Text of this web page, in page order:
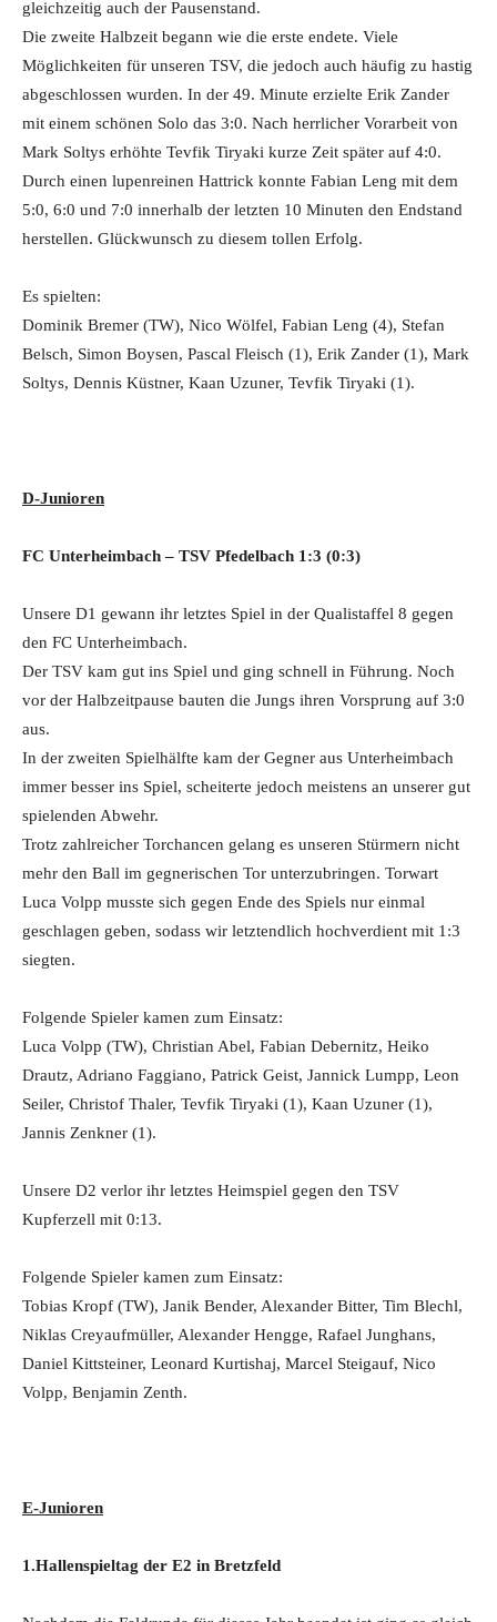
gleichzeitig auch der Pausenstand.
Die zweite Halbzeit begann wie die erste endete. Viele
Möglichkeiten für unseren TSV, die jedoch auch häufig zu hastig
abgeschlossen wurden. In der 49. Minute erzielte Erik Zander
mit einem schönen Solo das 3:0. Nach herrlicher Vorarbeit von
Mark Soltys erhöhte Tevfik Tiryaki kurze Zeit später auf 4:0.
Durch einen lupenreinen Hattrick konnte Fabian Leng mit dem
5:0, 6:0 und 7:0 innerhalb der letzten 10 Minuten den Endstand
herstellen. Glückwunsch zu diesem tollen Erfolg.
Es spielten:
Dominik Bremer (TW), Nico Wölfel, Fabian Leng (4), Stefan
Belsch, Simon Boysen, Pascal Fleisch (1), Erik Zander (1), Mark
Soltys, Dennis Küstner, Kaan Uzuner, Tevfik Tiryaki (1).
D-Junioren
FC Unterheimbach – TSV Pfedelbach 1:3 (0:3)
Unsere D1 gewann ihr letztes Spiel in der Qualistaffel 8 gegen
den FC Unterheimbach.
Der TSV kam gut ins Spiel und ging schnell in Führung. Noch
vor der Halbzeitpause bauten die Jungs ihren Vorsprung auf 3:0
aus.
In der zweiten Spielhälfte kam der Gegner aus Unterheimbach
immer besser ins Spiel, scheiterte jedoch meistens an unserer gut
spielenden Abwehr.
Trotz zahlreicher Torchancen gelang es unseren Stürmern nicht
mehr den Ball im gegnerischen Tor unterzubringen. Torwart
Luca Volpp musste sich gegen Ende des Spiels nur einmal
geschlagen geben, sodass wir letztendlich hochverdient mit 1:3
siegten.
Folgende Spieler kamen zum Einsatz:
Luca Volpp (TW), Christian Abel, Fabian Debernitz, Heiko
Drautz, Adriano Faggiano, Patrick Geist, Jannick Lumpp, Leon
Seiler, Christof Thaler, Tevfik Tiryaki (1), Kaan Uzuner (1),
Jannis Zenkner (1).
Unsere D2 verlor ihr letztes Heimspiel gegen den TSV
Kupferzell mit 0:13.
Folgende Spieler kamen zum Einsatz:
Tobias Kropf (TW), Janik Bender, Alexander Bitter, Tim Blechl,
Niklas Creyaufmüller, Alexander Hengge, Rafael Junghans,
Daniel Kittsteiner, Leonard Kurtishaj, Marcel Steigauf, Nico
Volpp, Benjamin Zenth.
E-Junioren
1.Hallenspieltag der E2 in Bretzfeld